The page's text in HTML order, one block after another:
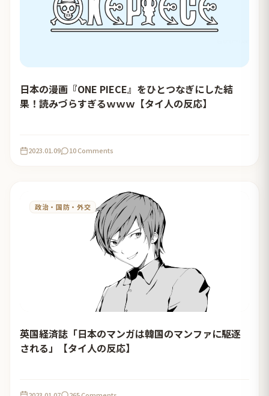
日本の漫画『ONE PIECE』をひとつなぎにした結
果！読みづらすぎるｗｗｗ【タイ人の反応】
2023.01.09 10 Comments
政治・国防・外交
英国経済誌「日本のマンガは韓国のマンファに駆逐
される」【タイ人の反応】